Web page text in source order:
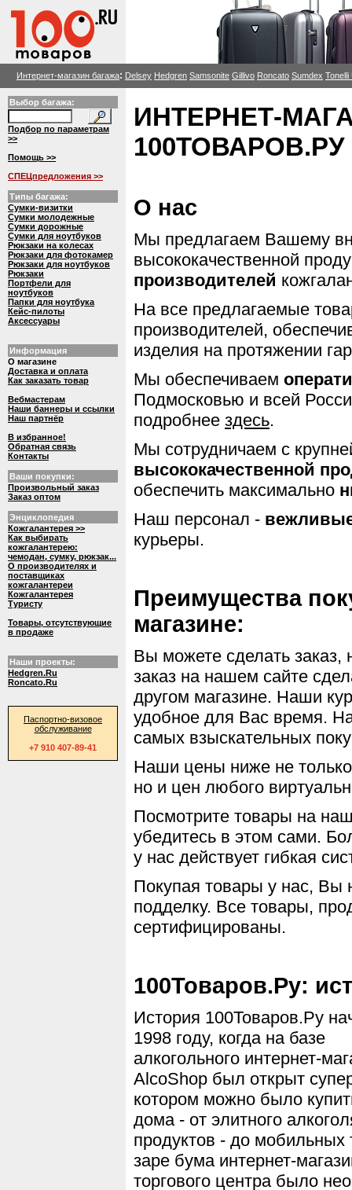
Интернет-магазин багажа: Delsey Hedgren Samsonite Gillivo Roncato Sumdex
Выбор багажа:
Подбор по параметрам
>>
Помощь >>
СПЕЦпредложения >>
Типы багажа:
Сумки-визитки
Сумки молодежные
Сумки дорожные
Сумки для ноутбуков
Рюкзаки на колесах
Рюкзаки для фотокамер
Рюкзаки для ноутбуков
Рюкзаки
Портфели для
ноутбуков
Папки для ноутбука
Кейс-пилоты
Аксессуары
Информация
О магазине
Доставка и оплата
Как заказать товар
Вебмастерам
Наши баннеры и ссылки
Наш партнёр
В избранное!
Обратная связь
Контакты
Ваши покупки:
Произвольный заказ
Заказ оптом
Энциклопедия
Кожгалантерея >>
Как выбирать
кожгалантерею:
чемодан, сумку, рюкзак...
О производителях и
поставщиках
кожгалантереи
Кожгалантерея
Туристу
Товары, отсутствующие
в продаже
Наши проекты:
Hedgren.Ru
Roncato.Ru
Паспортно-визовое
обслуживание
+7 910 407-89-41
ИНТЕРНЕТ-
100ТОВАРОВ.РУ
О нас
Мы предлагаем Вашему
высококачественной
производителей
На все предлагаемые
производителей,
изделия на протяжении
Мы обеспечиваем
Подмосковью и всей
подробнее здесь.
Мы сотрудничаем с
высококачественной
обеспечить максимально
Наш персонал -
курьеры.
Преимущества
магазине:
Вы можете сделать заказ,
заказ на нашем сайте
другом магазине. Наши
удобное для Вас время.
самых взыскательных
Наши цены ниже не
но и цен любого
Посмотрите товары на
убедитесь в этом сами.
у нас действует гибкая
Покупая товары у нас, Вы
подделку. Все товары,
сертифицированы.
100Товаров.Ру:
История 100Товаров.Ру
1998 году, когда на базе
алкогольного интернет-
AlcoShop был открыт
котором можно было
дома - от элитного
продуктов - до
заре бума интернет-
торгового центра было